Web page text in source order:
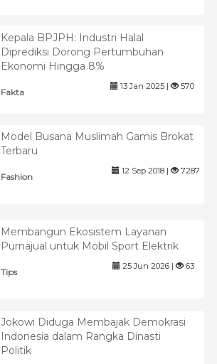
Kepala BPJPH: Industri Halal
Diprediksi Dorong Pertumbuhan
Ekonomi Hingga 8%
Fakta
13 Jan 2025 | 570
Model Busana Muslimah Gamis Brokat
Terbaru
Fashion
12 Sep 2018 | 7287
Membangun Ekosistem Layanan
Purnajual untuk Mobil Sport Elektrik
Tips
25 Jun 2026 | 63
Jokowi Diduga Membajak Demokrasi
Indonesia dalam Rangka Dinasti
Politik